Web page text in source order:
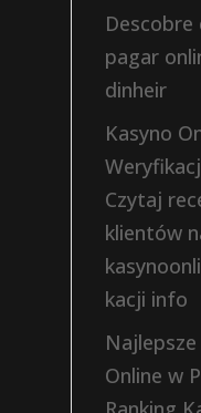
pagar
dinheir
Kasyno
Czytaj
klientów
kacji info
Najlepsze
Online w